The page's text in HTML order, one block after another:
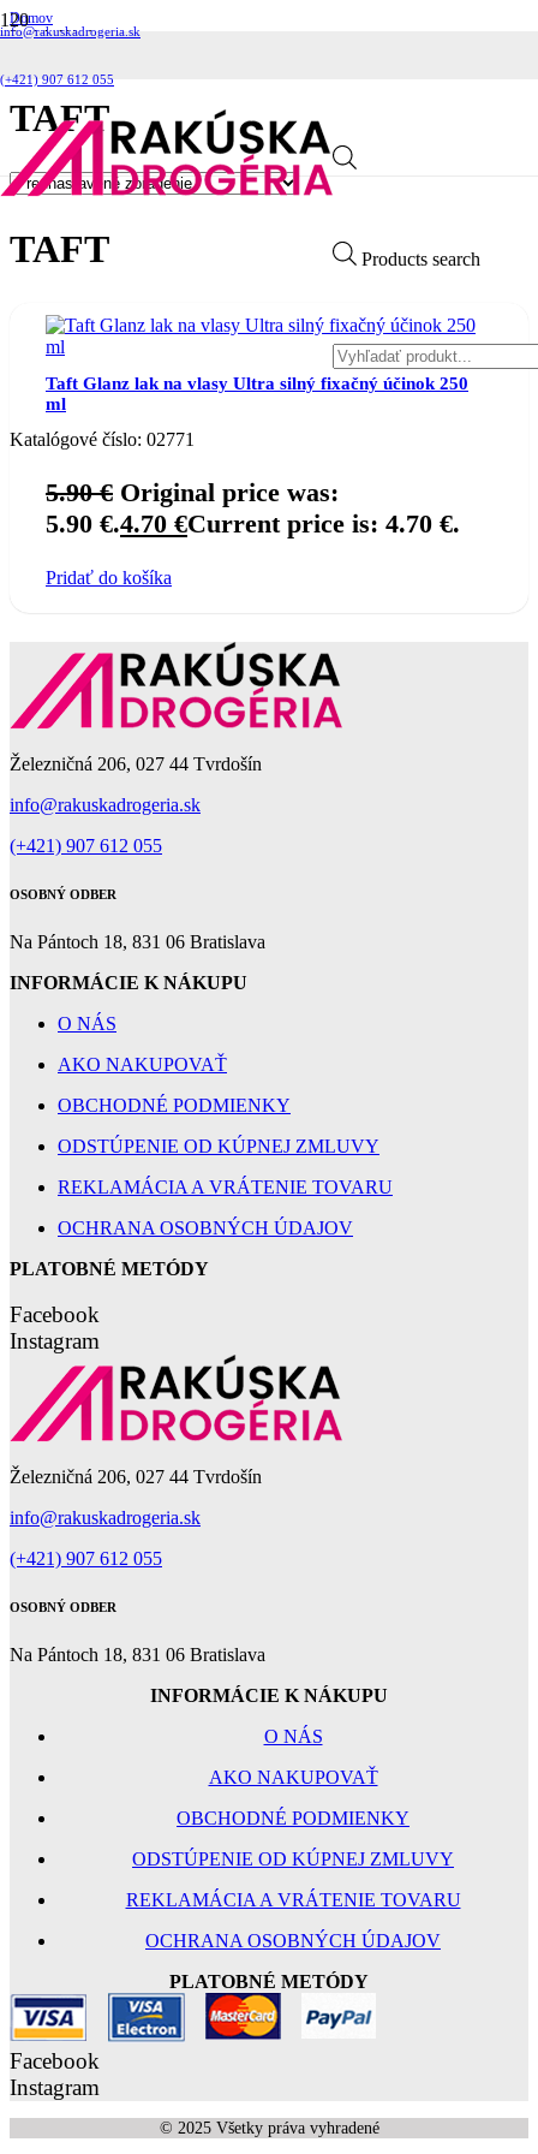
info@rakuskadrogeria.sk
(+421) 907 612 055
Products search
Domov
Produkt Výrobca
TAFT
TAFT
Taft Glanz lak na vlasy Ultra silný fixačný účinok 250
ml
Katalógové číslo: 02771
5.90€ Original price was:
5.90 €.4.70 €Current price is: 4.70 €.
Pridať do košíka
Železničná 206, 027 44 Tvrdošín
info@rakuskadrogeria.sk
(+421) 907 612 055
OSOBNÝ ODBER
Na Pántoch 18, 831 06 Bratislava
INFORMÁCIE K NÁKUPU
O NÁS
AKO NAKUPOVAŤ
OBCHODNÉ PODMIENKY
ODSTÚPENIE OD KÚPNEJ ZMLUVY
REKLAMÁCIA A VRÁTENIE TOVARU
OCHRANA OSOBNÝCH ÚDAJOV
PLATOBNÉ METÓDY
Facebook
Instagram
Železničná 206, 027 44 Tvrdošín
info@rakuskadrogeria.sk
(+421) 907 612 055
OSOBNÝ ODBER
Na Pántoch 18, 831 06 Bratislava
INFORMÁCIE K NÁKUPU
O NÁS
AKO NAKUPOVAŤ
OBCHODNÉ PODMIENKY
ODSTÚPENIE OD KÚPNEJ ZMLUVY
REKLAMÁCIA A VRÁTENIE TOVARU
OCHRANA OSOBNÝCH ÚDAJOV
PLATOBNÉ METÓDY
Facebook
Instagram
© 2025 Všetky práva vyhradené